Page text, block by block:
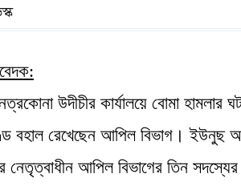
উদীচীর কার্যালয়ে বোমা হামলার
বহাল রেখেছেন আপিল বিভাগ। ইউনুছ
নেতৃত্বাধীন আপিল বিভাগের তিন